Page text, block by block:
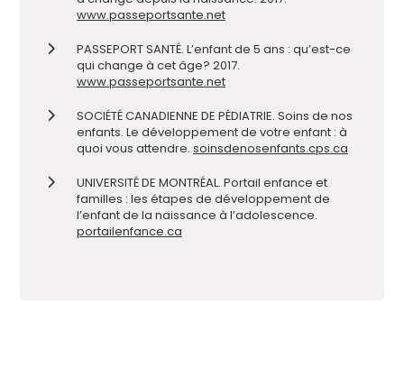
www.passeportsante.net
PASSEPORT SANTÉ. L’enfant de 5 ans : qu’est-ce
qui change à cet âge? 2017.
www.passeportsante.net
SOCIÉTÉ CANADIENNE DE PÉDIATRIE. Soins de nos
enfants. Le développement de votre enfant : à
quoi vous attendre. soinsdenosenfants.cps.ca
UNIVERSITÉ DE MONTRÉAL. Portail enfance et
familles : les étapes de développement de
l’enfant de la naissance à l’adolescence.
portailenfance.ca